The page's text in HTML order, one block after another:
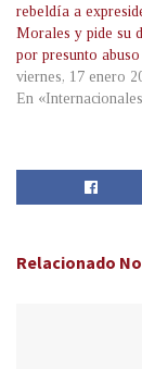
rebeldía a
Morales y pide su
por presunto abuso
viernes, 17 enero
En
Relacionado